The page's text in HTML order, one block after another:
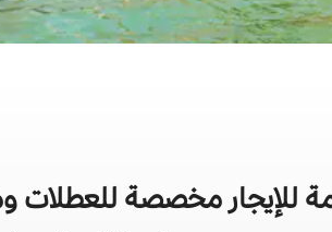
للإيجار مخصصة للعطلات